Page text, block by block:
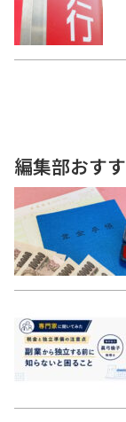
編集部おす